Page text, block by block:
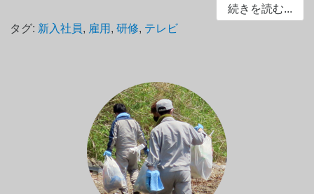
続きを読む...
タグ: 新入社員, 雇用 ,研修, テレビ